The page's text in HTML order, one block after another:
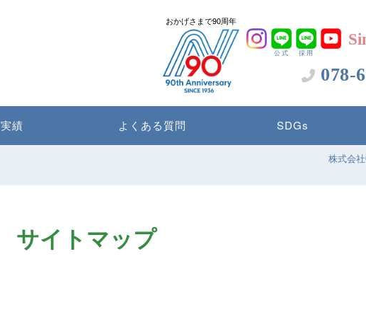
おかげさまで90周年
公式 採用
078-
実績 よくある質問 SDGs
株式会
サイトマップ